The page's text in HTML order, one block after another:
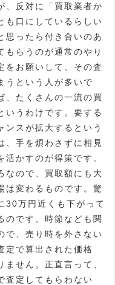
、反対に「買取業者か
も口にしているらしい
思ったら付き合いのあ
もらうのが通常のやり
をお願いして、その査
うという人が多いで
、たくさんの一流の買
いうわけです。要する
ンスが拡大するという
、手を煩わさずに相見
かすのが得策です。
なので、買取額にも大
は変わるものです。驚
30万円近くも下がって
のです。時節なども関
で、売り時を外さない
定で算出された価格
せん。正直言って、
査定してもらわない